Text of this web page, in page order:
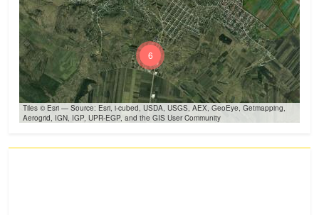
6
Tiles © Esri — Source: Esri, i-cubed, USDA, USGS, AEX, GeoEye, Getmapping,
Aerogrid, IGN, IGP, UPR-EGP, and the GIS User Community